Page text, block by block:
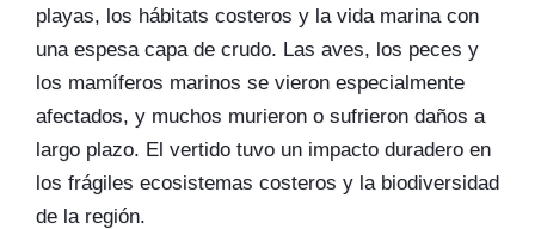
playas, los hábitats costeros y la vida marina con
una espesa capa de crudo. Las aves, los peces y
los mamíferos marinos se vieron especialmente
afectados, y muchos murieron o sufrieron daños a
largo plazo. El vertido tuvo un impacto duradero en
los frágiles ecosistemas costeros y la biodiversidad
de la región.